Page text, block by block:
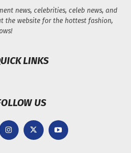
news, celebrities, celeb news, and
the website for the hottest fashion,
LINKS
US